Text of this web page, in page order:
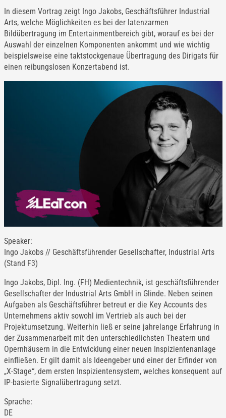
In diesem Vortrag zeigt Ingo Jakobs, Geschäftsführer Industrial
Arts, welche Möglichkeiten es bei der latenzarmen
Bildübertragung im Entertainmentbereich gibt, worauf es bei der
Auswahl der einzelnen Komponenten ankommt und wie wichtig
beispielsweise eine taktstockgenaue Übertragung des Dirigats für
einen reibungslosen Konzertabend ist.
Speaker:
Ingo Jakobs // Geschäftsführender Gesellschafter, Industrial Arts
(Stand F3)
Ingo Jakobs, Dipl. Ing. (FH) Medientechnik, ist geschäftsführender
Gesellschafter der Industrial Arts GmbH in Glinde. Neben seinen
Aufgaben als Geschäftsführer betreut er die Key Accounts des
Unternehmens aktiv sowohl im Vertrieb als auch bei der
Projektumsetzung. Weiterhin ließ er seine jahrelange Erfahrung in
der Zusammenarbeit mit den unterschiedlichsten Theatern und
Opernhäusern in die Entwicklung einer neuen Inspizientenanlage
einfließen. Er gilt damit als Ideengeber und einer der Erfinder von
„X-Stage“, dem ersten Inspizientensystem, welches konsequent auf
IP-basierte Signalübertragung setzt.
Sprache:
DE